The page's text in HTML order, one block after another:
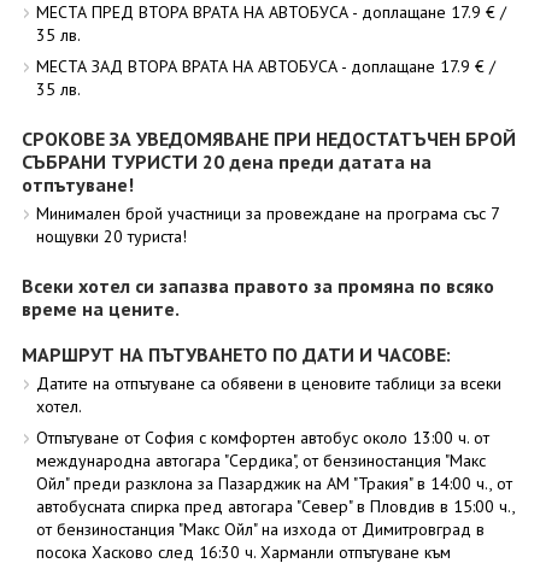
МЕСТА ПРЕД ВТОРА ВРАТА НА АВТОБУСА - доплащане 17.9 € /
35 лв.
МЕСТА ЗАД ВТОРА ВРАТА НА АВТОБУСА - доплащане 17.9 € /
35 лв.
СРОКОВЕ ЗА УВЕДОМЯВАНЕ ПРИ НЕДОСТАТЪЧЕН БРОЙ
СЪБРАНИ ТУРИСТИ 20 дена преди датата на
отпътуване!
Минимален брой участници за провеждане на програма със 7
нощувки 20 туриста!
Всеки хотел си запазва правото за промяна по всяко
време на цените.
МАРШРУТ НА ПЪТУВАНЕТО ПО ДАТИ И ЧАСОВЕ:
Датите на отпътуване са обявени в ценовите таблици за всеки
хотел.
Отпътуване от София с комфортен автобус около 13:00 ч. от
международна автогара "Сердика", от бензиностанция "Макс
Ойл" преди разклона за Пазарджик на АМ "Тракия" в 14:00 ч., от
автобусната спирка пред автогара "Север" в Пловдив в 15:00 ч.,
от бензиностанция "Макс Ойл" на изхода от Димитровград в
посока Хасково след 16:30 ч. Харманли отпътуване към